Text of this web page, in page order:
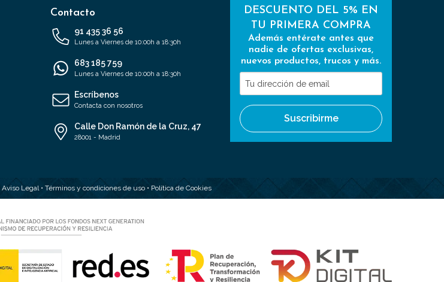
Contacto
91 435 36 56
Lunes a Viernes de 10:00h a 18:30h
683 185 759
Lunes a Viernes de 10:00h a 18:30h
Escríbenos
Contacta con nosotros
Calle Don Ramón de la Cruz, 47
28001 - Madrid
DESCUENTO DEL 5% EN
TU PRIMERA COMPRA
Además entérate antes que
nadie de ofertas exclusivas,
nuevos productos, trucos y más.
Tu
dirección
de
email
Suscribirme
Aviso Legal • Términos y condiciones de uso• Política de Cookies